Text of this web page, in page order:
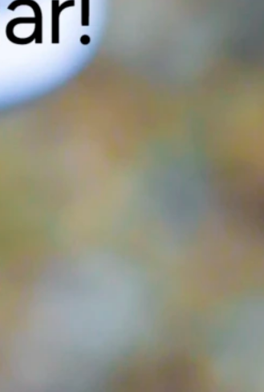
dörrar?
André Berglund på telefon 0910-72
vi dig.